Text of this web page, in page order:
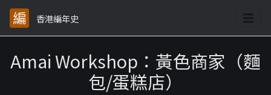
香港編年史
Amai Workshop：黃色商家（麵
包/蛋糕店）